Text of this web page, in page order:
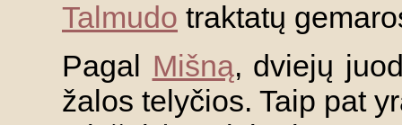
Talmudo traktatų
Pagal Mišną, dviejų
žalos telyčios. Taip pat